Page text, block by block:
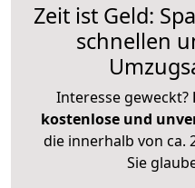
Zeit ist Geld:
schnellen
Interesse geweckt?
kostenlose und
die innerhalb von ca.
Sie